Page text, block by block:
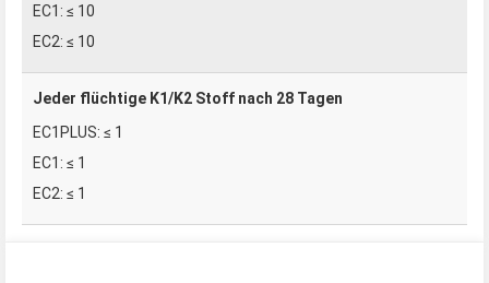
≤ 10
≤ 10
Jeder flüchtige K1/K2 Stoff nach 28 Tagen
≤ 1
≤ 1
≤ 1